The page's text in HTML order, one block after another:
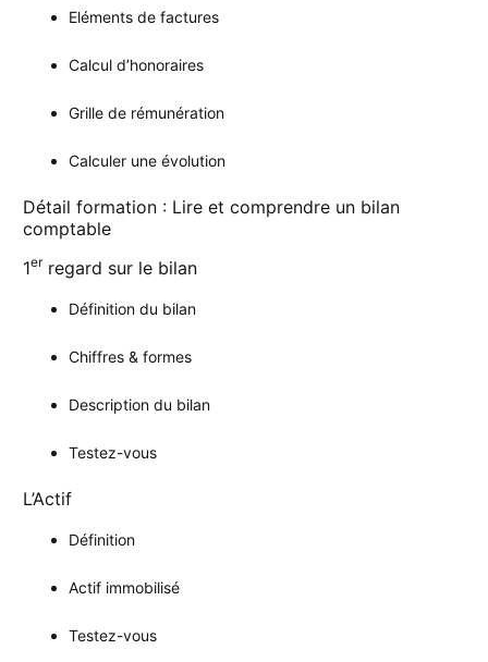
Eléments de factures
Calcul d’honoraires
Grille de rémunération
Calculer une évolution
Détail formation : Lire et comprendre un bilan
comptable
1er regard sur le bilan
Définition du bilan
Chiffres & formes
Description du bilan
Testez-vous
L’Actif
Définition
Actif immobilisé
Testez-vous